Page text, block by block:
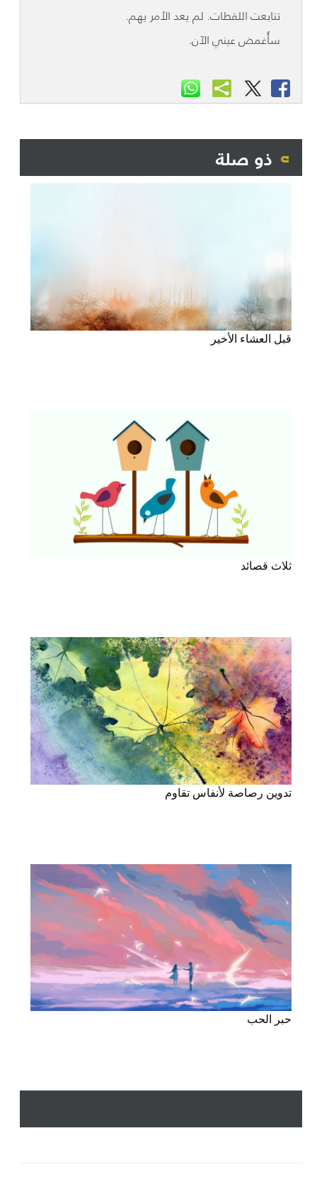
تتابعت اللقطات. لم يعد الأمر يهم.
سأُغمض عيني الآن.
ذو صلة
قبل العشاء الأخير
ثلاث قصائد
تدوين رصاصة لأنفاس تقاوم
حبر الحب